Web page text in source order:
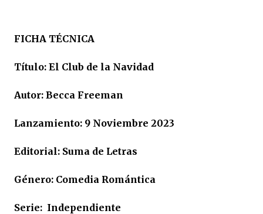
FICHA TÉCNICA
Título: El Club de la Navidad
Autor: Becca Freeman
Lanzamiento: 9 Noviembre 2023
Editorial: Suma de Letras
Género: Comedia Romántica
Serie: Independiente